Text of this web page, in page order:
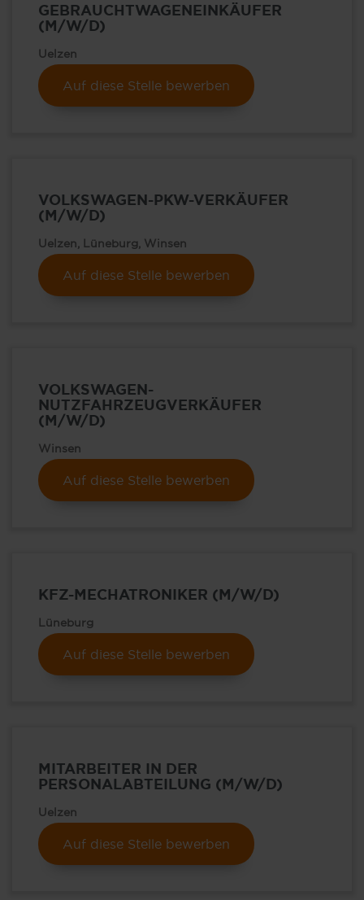
GEBRAUCHTWAGENEINKÄUFER
(M/W/D)
Uelzen
Auf diese Stelle bewerben
VOLKSWAGEN-PKW-VERKÄUFER
(M/W/D)
Uelzen, Lüneburg, Winsen
Auf diese Stelle bewerben
VOLKSWAGEN-
NUTZFAHRZEUGVERKÄUFER
(M/W/D)
Winsen
Auf diese Stelle bewerben
KFZ-MECHATRONIKER (M/W/D)
Lüneburg
Auf diese Stelle bewerben
MITARBEITER IN DER
PERSONALABTEILUNG (M/W/D)
Uelzen
Auf diese Stelle bewerben